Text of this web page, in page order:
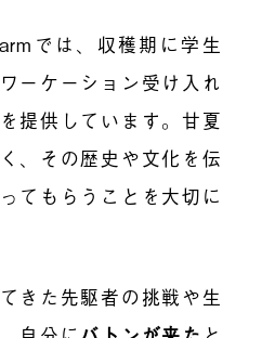
では、収穫期に学生
ーケーション受け入れ
提供しています。甘夏
、その歴史や文化を伝
てもらうことを大切に
きた先駆者の挑戦や生